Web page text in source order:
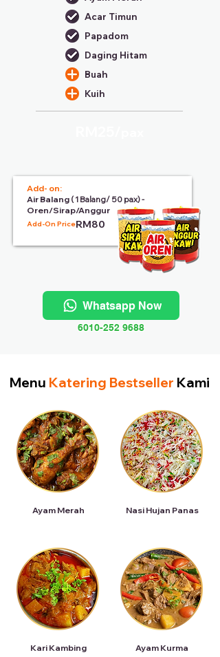
Acar Timun
Papadom
Daging Hitam
Buah
Kuih
Add- on:
Air Balang ( 1 Balang/ 50 pax) -
Oren/Sirap/Anggur
Add-On Price:RM80
Whatsapp Now
6010-252 9688
Menu Katering Bestseller Kami
Ayam Merah
Kari Kambing
Nasi Hujan Panas
Ayam Kurma